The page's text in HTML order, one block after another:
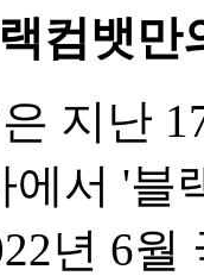
컴뱃
지난
서 '블
년 6